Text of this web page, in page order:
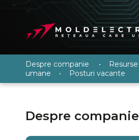
Despre companie •
Resurse
umane • Posturi vacante
Despre companie